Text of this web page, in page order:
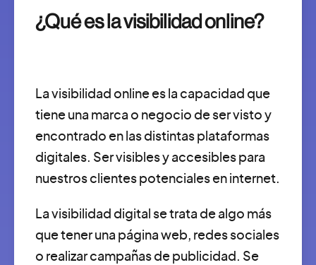
¿Qué es la visibilidad online?
La visibilidad online es la capacidad que
tiene una marca o negocio de ser visto y
encontrado en las distintas plataformas
digitales. Ser visibles y accesibles para
nuestros clientes potenciales en internet.
La visibilidad digital se trata de algo más
que tener una página web, redes sociales
o realizar campañas de publicidad. Se